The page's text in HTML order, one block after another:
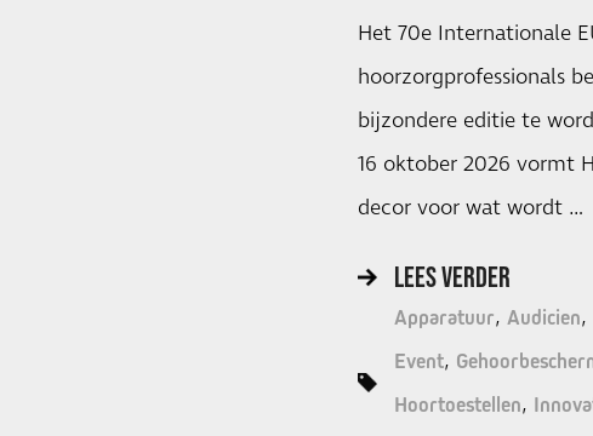
Het 70e Internationale
hoorzorgprofessionals
bijzondere editie te
16 oktober 2026 vormt
decor voor wat wordt …
LEES VERDER
Apparatuur Audicien
Event
Hoortoestellen